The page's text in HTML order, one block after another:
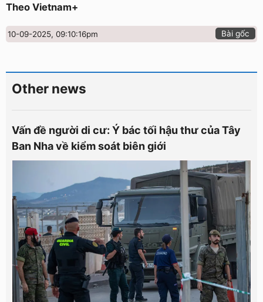
Theo Vietnam+
10-09-2025, 09:10:16pm Bài gốc
Other news
Vấn đề người di cư: Ý bác tối hậu thư của Tây
Ban Nha về kiểm soát biên giới